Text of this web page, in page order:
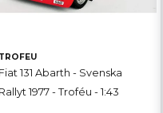
TROFEU
Fiat 131 Abarth - Svenska
Rallyt 1977 - Troféu - 1:43